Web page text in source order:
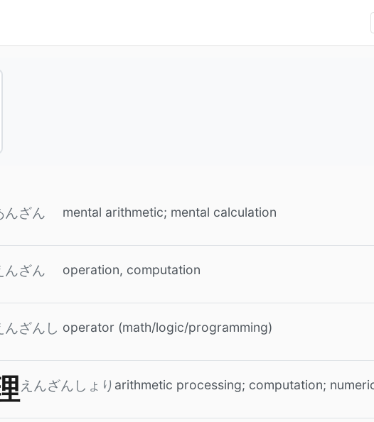
んざん mental arithmetic; mental calculation
んざん operation, computation
んざんし operator (math/logic/programming)
えんざんしょり arithmetic processing; computation;